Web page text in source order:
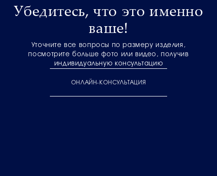
Убедитесь, что это именно
ваше!
Уточните все вопросы по размеру изделия,
посмотрите больше фото или видео, получив
индивидуальную консультацию
ОНЛАЙН-КОНСУЛЬТАЦИЯ